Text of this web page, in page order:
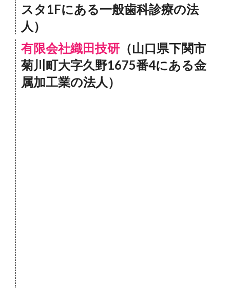
スタ1Fにある一般歯科診療の法
人）
有限会社織田技研 （山口県下関市
菊川町大字久野1675番4にある金
属加工業の法人）